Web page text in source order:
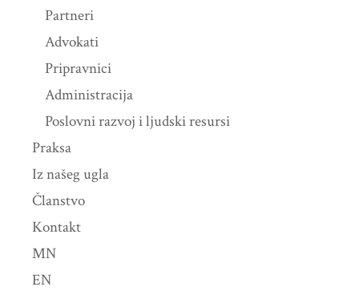
Partneri
Advokati
Pripravnici
Administracija
Poslovni razvoj i ljudski resursi
Praksa
Iz našeg ugla
Članstvo
Kontakt
MN
EN